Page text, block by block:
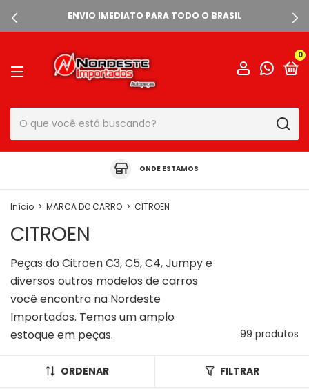
ENVIO IMEDIATO PARA TODO O BRASIL
0
ONDE ESTAMOS
Início > MARCA DO CARRO > CITROEN
CITROEN
Peças do Citroen C3, C5, C4, Jumpy e
diversos outros modelos de carros
você encontra na Nordeste
Importados. Temos um amplo
estoque em peças.
99 produtos
ORDENAR FILTRAR